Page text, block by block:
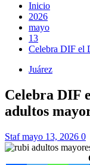
Inicio
2026
mayo
13
Celebra DIF el
Juárez
Celebra DIF
adultos
Stafmayo 13, 2026 0